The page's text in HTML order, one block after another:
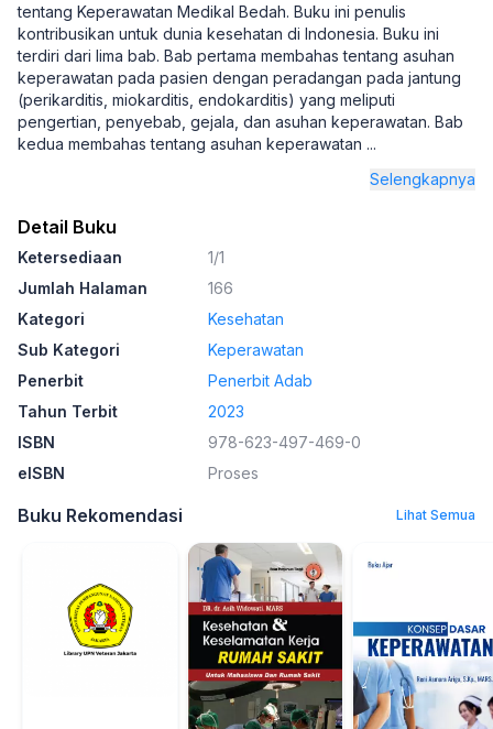
tentang Keperawatan Medikal Bedah. Buku ini penulis
kontribusikan untuk dunia kesehatan di Indonesia. Buku ini
terdiri dari lima bab. Bab pertama membahas tentang asuhan
keperawatan pada pasien dengan peradangan pada jantung
(perikarditis, miokarditis, endokarditis) yang meliputi
pengertian, penyebab, gejala, dan asuhan keperawatan. Bab
kedua membahas tentang asuhan keperawatan ...
Selengkapnya
Detail Buku
Ketersediaan
1/1
Jumlah Halaman
166
Kategori
Kesehatan
Sub Kategori
Keperawatan
Penerbit
Penerbit Adab
Tahun Terbit
2023
ISBN
978-623-497-469-0
eISBN
Proses
Buku Rekomendasi Lihat Semua